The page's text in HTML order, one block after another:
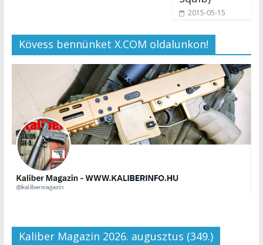
2015-05-15
Kövess bennünket X.COM oldalunkon!
Kaliber Magazin 2026. augusztus (349.)